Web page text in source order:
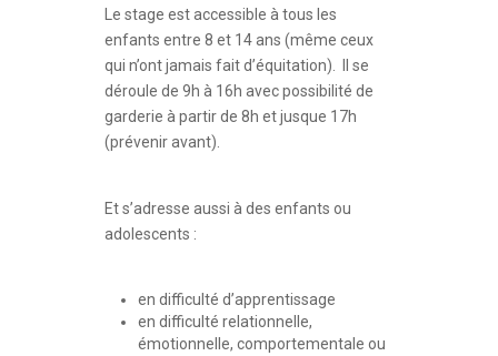
Le stage est accessible à tous les
enfants entre 8 et 14 ans (même ceux
qui n’ont jamais fait d’équitation). Il se
déroule de 9h à 16h avec possibilité de
garderie à partir de 8h et jusque 17h
(prévenir avant).
Et s’adresse aussi à des enfants ou
adolescents :
en difficulté d’apprentissage
en difficulté relationnelle,
émotionnelle, comportementale ou